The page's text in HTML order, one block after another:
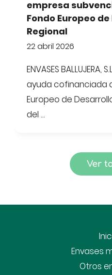
Cambio de
empresa
ADER y el Fondo
Desarrollo Regional
Gracias a la
ADER y el Fondo
Regional en nuestra
Ver
Envases
Otros